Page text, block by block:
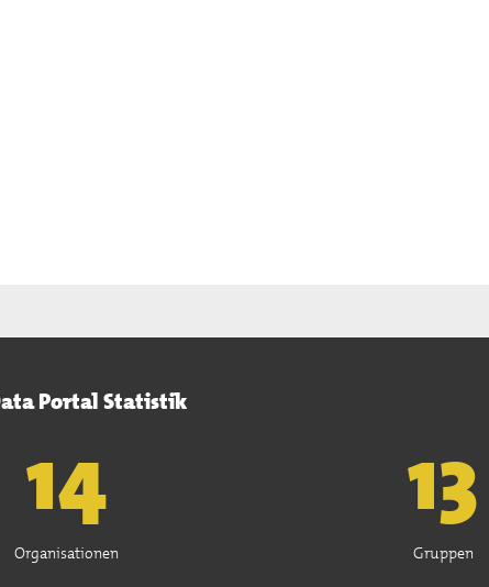
Portal Statistik
15
Organisationen
13
Gruppen